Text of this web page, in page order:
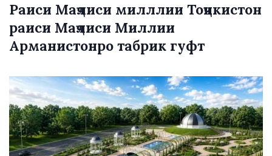
Раиси Маҷлиси милллии Тоҷикистон
раиси Маҷлиси Миллии
Арманистонро табрик гуфт